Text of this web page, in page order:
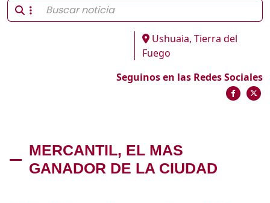
Ushuaia, Tierra del
Fuego
Seguinos en las Redes Sociales
MERCANTIL, EL MAS
GANADOR DE LA CIUDAD